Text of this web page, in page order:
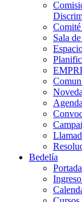
Sala
Agenda
Bedelía
Portada